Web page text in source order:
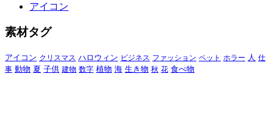
アイコン
素材タグ
アイコン クリスマス ハロウィン ビジネス ファッション ペット ホラー 人 仕
事 動物 夏 子供 建物 数字 植物 海 生き物 秋 花 食べ物